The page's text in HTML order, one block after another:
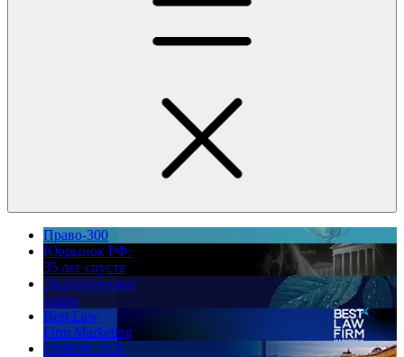
Право-300
Юррынок РФ:
35 лет спустя
Экологическое
право
Best Law
Firm Marketing
ПМЮФ 2026